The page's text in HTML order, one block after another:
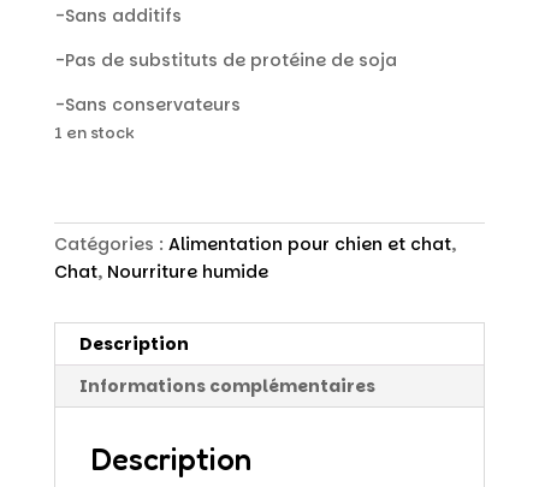
-Sans additifs
-Pas de substituts de protéine de soja
-Sans conservateurs
1 en stock
Catégories : Alimentation pour chien et chat,
Chat, Nourriture humide
Description
Informations complémentaires
Description